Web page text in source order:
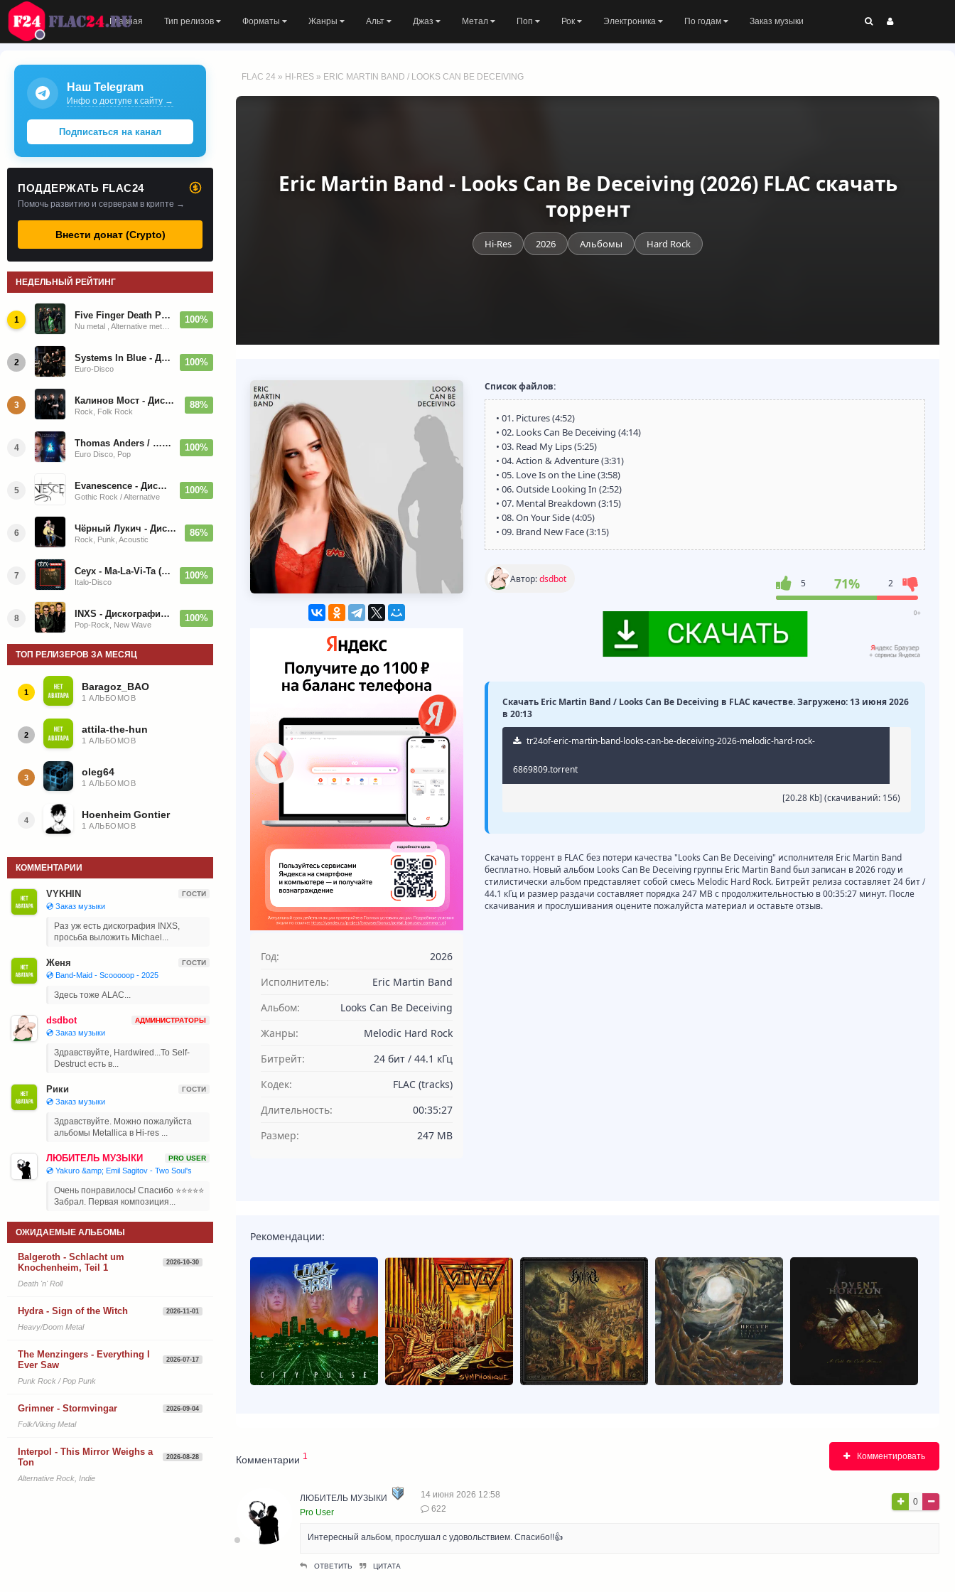
Главная Тип релизов Форматы Жанры Альт Джаз Метал Поп Рок Электроника По годам Заказ музыки
FLAC 24 » HI-RES » ERIC MARTIN BAND / LOOKS CAN BE DECEIVING
Eric Martin Band - Looks Can Be Deceiving (2026) FLAC скачать
торрент
Hi-Res 2026 Альбомы Hard Rock
Год:
2026
Исполнитель:
Eric Martin Band
Альбом:
Looks Can Be Deceiving
Жанры:
Melodic Hard Rock
Битрейт:
24 бит / 44.1 кГц
Кодек:
FLAC (tracks)
Длительность:
00:35:27
Размер:
247 MB
Список файлов:
• 01. Pictures (4:52)
• 02. Looks Can Be Deceiving (4:14)
• 03. Read My Lips (5:25)
• 04. Action & Adventure (3:31)
• 05. Love Is on the Line (3:58)
• 06. Outside Looking In (2:52)
• 07. Mental Breakdown (3:15)
• 08. On Your Side (4:05)
• 09. Brand New Face (3:15)
Автор:dsdbot 5 71% 2
Скачать Eric Martin Band / Looks Can Be Deceiving в FLAC качестве. Загружено: 13 июня 2026
в 20:13
tr24of-eric-martin-band-looks-can-be-deceiving-2026-melodic-hard-rock-
6869809.torrent
[20.28 Kb] (cкачиваний: 156)
Скачать торрент в FLAC без потери качества "Looks Can Be Deceiving" исполнителя Eric Martin Band
бесплатно. Новый альбом Looks Can Be Deceiving группы Eric Martin Band был записан в 2026 году и
стилистически альбом представляет собой смесь Melodic Hard Rock. Битрейт релиза составляет 24 бит /
44.1 кГц и размер раздачи составляет порядка 247 MB с продолжительностью в 00:35:27 минут. После
скачивания и прослушивания оцените пожалуйста материал и оставьте отзыв.
Рекомендации:
Комментарии 1 Комментировать
ЛЮБИТЕЛЬ МУЗЫКИ
Pro User
14 июня 2026 12:58
622
0
Интересный альбом, прослушал с удовольствием. Спасибо!!👍
ОТВЕТИТЬ ЦИТАТА
Наш Telegram
Инфо о доступе к сайту →
Подписаться на канал
ПОДДЕРЖАТЬ FLAC24
Помочь развитию и серверам в крипте →
Внести донат (Crypto)
НЕДЕЛЬНЫЙ РЕЙТИНГ
1 Five Finger Death Punch - Дискография (2008-2026) 100%
2 Systems In Blue - Дискография (2020-2026)
Euro-Disco
100%
3 Калинов Мост - Дискография (1986-2026)
Rock, Folk Rock
88%
4 Thomas Anders / … Sings Modern Talking: The Best hi-res
Euro Disco, Pop
100%
5 Evanescence - Дискография (1998-2026)
Gothic Rock / Alternative
100%
6 Чёрный Лукич - Дискография (1987-2014)
Rock, Punk, Acoustic
86%
7 Ceyx - Ma-La-Vi-Ta (12'' Maxi-Single)
Italo-Disco
100%
8 INXS - Дискография (1981-2004)
Pop-Rock, New Wave
100%
ТОП РЕЛИЗЕРОВ ЗА МЕСЯЦ
1 Baragoz_BAO
1 АЛЬБОМОВ
2 attila-the-hun
1 АЛЬБОМОВ
3 oleg64
1 АЛЬБОМОВ
4 Hoenheim Gontier
1 АЛЬБОМОВ
КОММЕНТАРИИ
VYKHIN ГОСТИ
💿 Заказ музыки
Раз уж есть дискография INXS,
просьба выложить Michael...
Женя ГОСТИ
💿 Band-Maid - Scooooop - 2025
Здесь тоже ALAC...
dsdbot АДМИНИСТРАТОРЫ
💿 Заказ музыки
Здравствуйте, Hardwired...To Self-
Destruct есть в...
Рики ГОСТИ
💿 Заказ музыки
Здравствуйте. Можно пожалуйста
альбомы Metallica в Hi-res ...
ЛЮБИТЕЛЬ МУЗЫКИ PRO USER
💿 Yakuro &amp; Emil Sagitov - Two Soul's
Очень понравилось! Спасибо ⭐⭐⭐⭐⭐
Забрал. Первая композиция...
ОЖИДАЕМЫЕ АЛЬБОМЫ
Balgeroth - Schlacht um
Knochenheim, Teil 1
2026-10-30
Death 'n' Roll
Hydra - Sign of the Witch 2026-11-01
Heavy/Doom Metal
The Menzingers - Everything I
Ever Saw
2026-07-17
Punk Rock / Pop Punk
Grimner - Stormvingar 2026-09-04
Folk/Viking Metal
Interpol - This Mirror Weighs a
Ton
2026-08-28
Alternative Rock, Indie